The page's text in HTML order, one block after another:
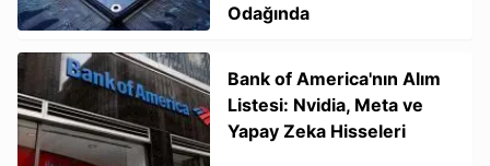
Odağında
Bank of America'nın Alım
Listesi: Nvidia, Meta ve
Yapay Zeka Hisseleri